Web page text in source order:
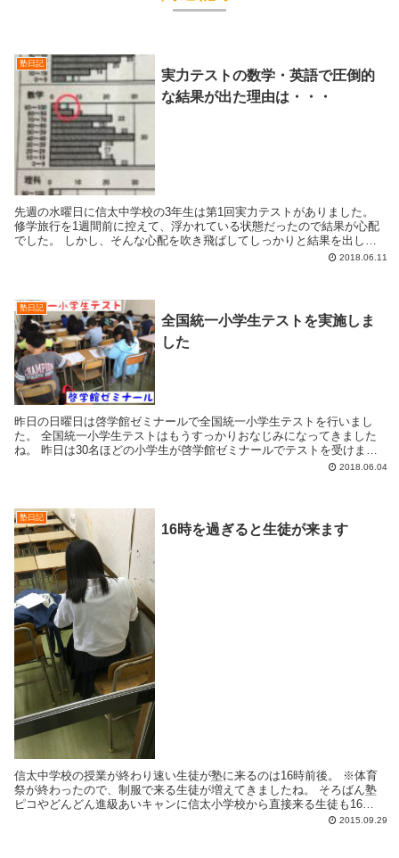
塾日記
実力テストの数学・英語で圧倒的
な結果が出た理由は・・・
先週の水曜日に信太中学校の3年生は第1回実力テストがありました。
修学旅行を1週間前に控えて、浮かれている状態だったので結果が心配
でした。 しかし、そんな心配を吹き飛ばしてしっかりと結果を出して
2018.06.11
塾日記
全国統一小学生テストを実施しま
した
昨日の日曜日は啓学館ゼミナールで全国統一小学生テストを行いまし
た。 全国統一小学生テストはもうすっかりおなじみになってきました
ね。 昨日は30名ほどの小学生が啓学館ゼミナールでテストを受けまし
2018.06.04
塾日記
16時を過ぎると生徒が来ます
信太中学校の授業が終わり速い生徒が塾に来るのは16時前後。 ※体育
祭が終わったので、制服で来る生徒が増えてきましたね。 そろばん塾
ピコやどんどん進級あいキャンに信太小学校から直接来る生徒も16時
2015.09.29